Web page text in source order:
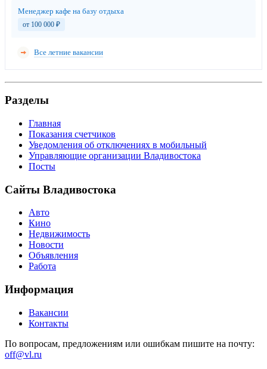
Менеджер кафе на базу отдыха
от 100 000 ₽
Все летние вакансии
Разделы
Главная
Показания счетчиков
Уведомления об отключениях в мобильный
Управляющие организации Владивостока
Посты
Сайты Владивостока
Авто
Кино
Недвижимость
Новости
Объявления
Работа
Информация
Вакансии
Контакты
По вопросам, предложениям или ошибкам пишите на почту:
off@vl.ru